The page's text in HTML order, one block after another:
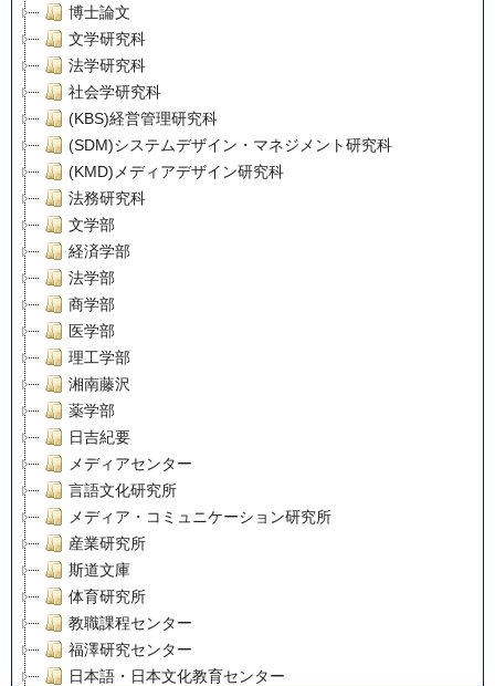
博士論文
文学研究科
法学研究科
社会学研究科
(KBS)経営管理研究科
(SDM)システムデザイン・マネジメント研究科
(KMD)メディアデザイン研究科
法務研究科
文学部
経済学部
法学部
商学部
医学部
理工学部
湘南藤沢
薬学部
日吉紀要
メディアセンター
言語文化研究所
メディア・コミュニケーション研究所
産業研究所
斯道文庫
体育研究所
教職課程センター
福澤研究センター
日本語・日本文化教育センター